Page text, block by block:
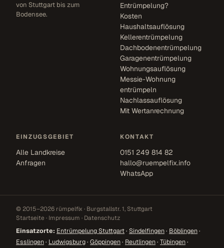
von Stuttgart bis zum
Bodensee.
Entrümpelung?
Kosten
Haushaltsauflösung
Kellerentrümpelung
Dachbodenentrümpelung
Garagenentrümpelung
Wohnungsauflösung
Messie-Wohnung
entrümpeln
Nachlassauflösung
Mit Wertanrechnung
EINZUGSGEBIET
Alle Landkreise
Anfragen
KONTAKT
0151 249 814 82
hallo@ruempelfix.info
WhatsApp
© 2015–2026 rümpelfix · Burgstallstr. 1, Stuttgart
Startseite · Impressum · Datenschutz
Einsatzorte: Entrümpelung Stuttgart· Sindelfingen· Böblingen·
Esslingen· Ludwigsburg· Göppingen· Reutlingen· Tübingen·